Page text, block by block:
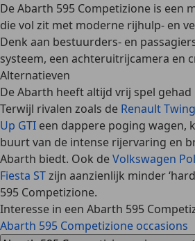
De Abarth 595 Competizione is een
die vol zit met moderne rijhulp- en
Denk aan bestuurders- en
systeem, een achteruitrijcamera en
Alternatieven
De Abarth heeft altijd vrij spel
Terwijl rivalen zoals de Renault
Up GTI een dappere poging wagen,
buurt van de intense rijervaring en
Abarth biedt. Ook deVolkswagen
Fiesta STzijn aanzienlijk minder
595 Competizione.
Interesse in een Abarth 595
Abarth 595 Competizione occasions